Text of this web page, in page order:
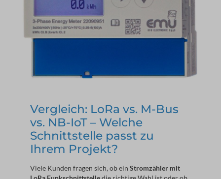
Vergleich: LoRa vs. M-Bus
vs. NB-IoT – Welche
Schnittstelle passt zu
Ihrem Projekt?
Viele Kunden fragen sich, ob ein Stromzähler mit